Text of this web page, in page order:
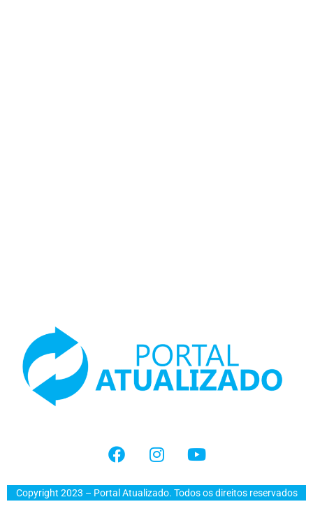
Copyright 2023 – Portal Atualizado. Todos os direitos reservados